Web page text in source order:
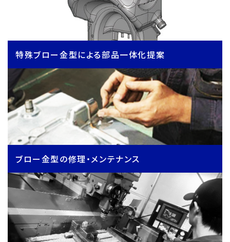
特殊ブロー金型による部品一体化提案
ブロー金型の修理・メンテナンス